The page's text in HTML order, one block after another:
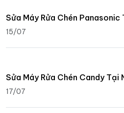
Sửa Máy Rửa Chén Panasonic
15/07
Sửa Máy Rửa Chén Candy Tại
17/07